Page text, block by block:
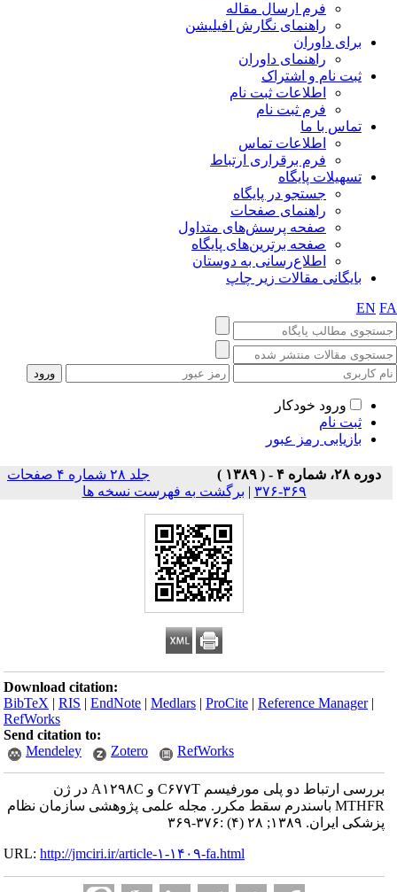
فرم ارسال مقاله
راهنمای نگارش افیلیشن
برای داوران
راهنمای داوران
ثبت نام و اشتراک
اطلاعات ثبت نام
فرم ثبت نام
تماس با ما
اطلاعات تماس
فرم برقراری ارتباط
تسهیلات پایگاه
جستجو در پایگاه
راهنمای صفحات
صفحه پرسش‌های متداول
صفحه برترین‌های پایگاه
اطلاع‌رسانی به دوستان
بایگانی مقالات زیر چاپ
EN
ورود خودکار
ثبت نام
بازیابی رمز عبور
دوره ۲۸، شماره ۴ - ( ۱۳۸۹ )
جلد ۲۸ شماره ۴ صفحات
۳۶۹-۳۷۶
| برگشت به فهرست نسخه ها
Download citation:
BibTeX |RIS |EndNote |Medlars |ProCite |Reference Manager
RefWorks
Send citation to:
Mendeley
Zotero RefWorks
بررسی ارتباط دو پلی مورفیسم C۶۷۷T و A۱۲۹۸C در ژن
MTHFR باسندرم سقط مکرر. مجله علمی پژوهشی سازمان نظام
پزشکی ایران. ۱۳۸۹; ۲۸ (۴) :۳۷۶-۳۶۹
URL:http://jmciri.ir/article-۱-۱۴۰۹-fa.html